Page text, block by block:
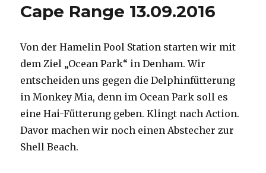
Cape Range 13.09.2016
Von der Hamelin Pool Station starten wir mit
dem Ziel „Ocean Park“ in Denham. Wir
entscheiden uns gegen die Delphinfütterung
in Monkey Mia, denn im Ocean Park soll es
eine Hai-Fütterung geben. Klingt nach Action.
Davor machen wir noch einen Abstecher zur
Shell Beach.